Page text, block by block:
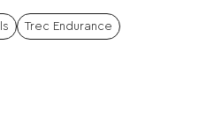
Trec Endurance